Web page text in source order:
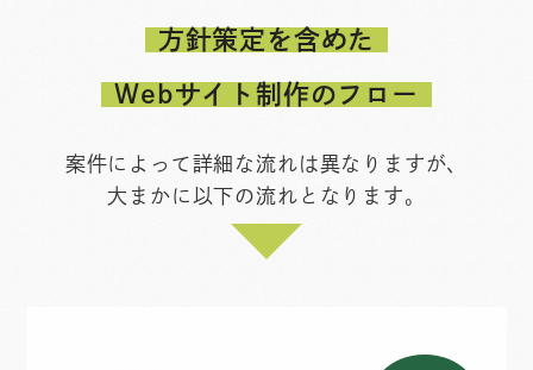
方針策定を含めた
Webサイト制作のフロー
案件によって詳細な流れは異なりますが、
大まかに以下の流れとなります。